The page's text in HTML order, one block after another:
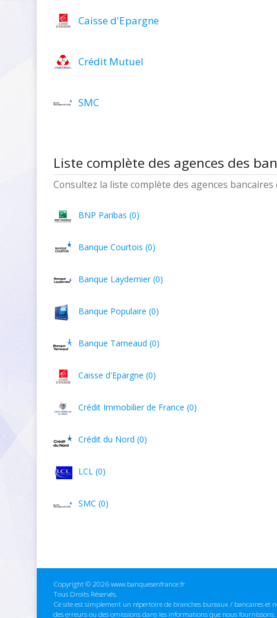
Caisse d'Epargne
Crédit Mutuel
SMC
Liste complète des agences des
Consultez la liste complète des agences bancaires
BNP Paribas (0)
Banque Courtois (0)
Banque Laydernier (0)
Banque Populaire (0)
Banque Tarneaud (0)
Caisse d'Epargne (0)
Crédit Immobilier de France (0)
Crédit du Nord (0)
LCL (0)
SMC (0)
Copyright © 2026 www.banquesenfrance.fr
Tous Droits Réservés.
Ce site est simplement un répertoire de branches bureaux / bancaires et
des erreurs ou des omissions dans les informations que nous fournissons.